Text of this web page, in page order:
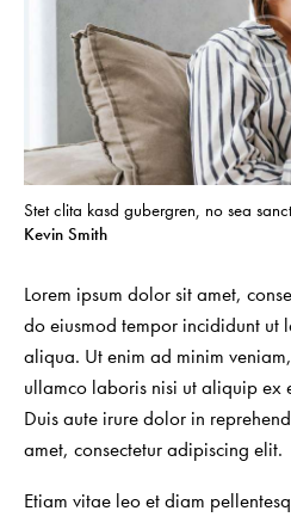
Stet clita kasd gubergren, no sea
Kevin Smith
Lorem ipsum dolor sit amet,
do eiusmod tempor incididunt ut
aliqua. Ut enim ad minim
ullamco laboris nisi ut aliquip ex
Duis aute irure dolor in
amet, consectetur adipiscing elit.
Etiam vitae leo et diam